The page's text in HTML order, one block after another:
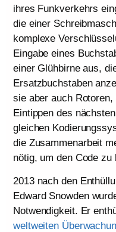
ihres Funkverkehrs
die einer
komplexe
Eingabe eines
einer Glühbirne aus,
Ersatzbuchstaben
sie aber auch
Eintippen des
gleichen
die Zusammenarbeit
nötig, um den Code zu
2013 nach den
Edward Snowden
Notwendigkeit. Er
weltweiten